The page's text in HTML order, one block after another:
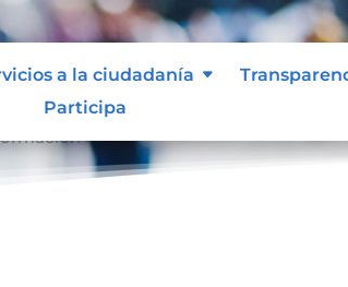
a la ciudadanía
Participa